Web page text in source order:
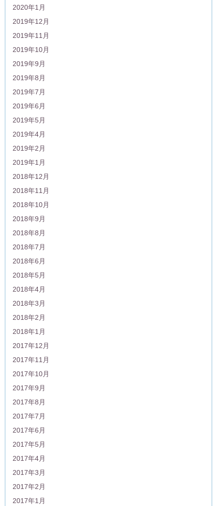
2020年1月
2019年12月
2019年11月
2019年10月
2019年9月
2019年8月
2019年7月
2019年6月
2019年5月
2019年4月
2019年2月
2019年1月
2018年12月
2018年11月
2018年10月
2018年9月
2018年8月
2018年7月
2018年6月
2018年5月
2018年4月
2018年3月
2018年2月
2018年1月
2017年12月
2017年11月
2017年10月
2017年9月
2017年8月
2017年7月
2017年6月
2017年5月
2017年4月
2017年3月
2017年2月
2017年1月